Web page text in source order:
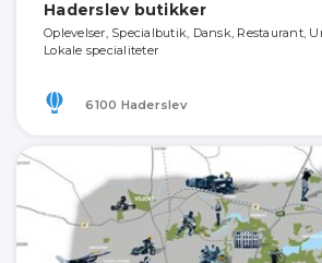
Haderslev butikker
Oplevelser, Specialbutik, Dansk, Restaurant,
Lokale specialiteter
6100 Haderslev